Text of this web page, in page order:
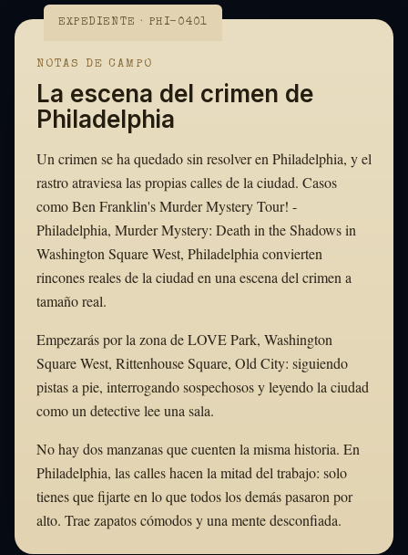
EXPEDIENTE · PHI-0401
NOTAS DE CAMPO
La escena del crimen de
Philadelphia
Un crimen se ha quedado sin resolver en Philadelphia, y el
rastro atraviesa las propias calles de la ciudad. Casos
como Ben Franklin's Murder Mystery Tour! -
Philadelphia, Murder Mystery: Death in the Shadows in
Washington Square West, Philadelphia convierten
rincones reales de la ciudad en una escena del crimen a
tamaño real.
Empezarás por la zona de LOVE Park, Washington
Square West, Rittenhouse Square, Old City: siguiendo
pistas a pie, interrogando sospechosos y leyendo la ciudad
como un detective lee una sala.
No hay dos manzanas que cuenten la misma historia. En
Philadelphia, las calles hacen la mitad del trabajo: solo
tienes que fijarte en lo que todos los demás pasaron por
alto. Trae zapatos cómodos y una mente desconfiada.